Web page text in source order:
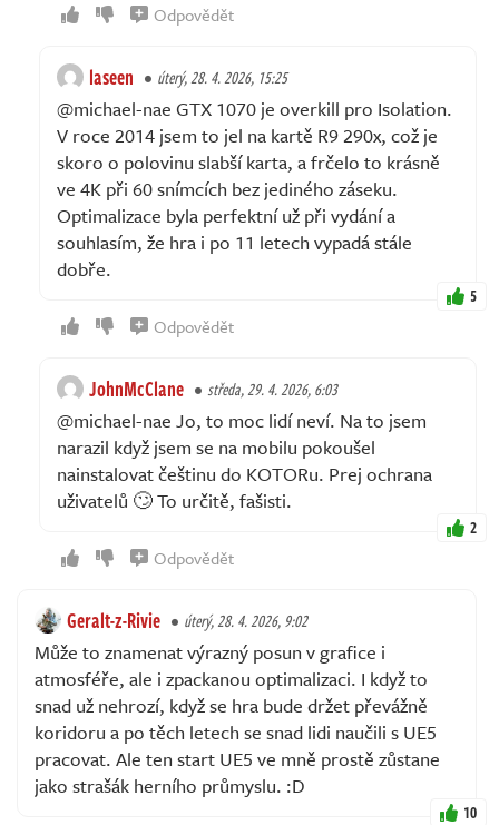
Odpovědět
laseen úterý, 28. 4. 2026, 15:25
@michael-nae GTX 1070 je overkill pro Isolation.
V roce 2014 jsem to jel na kartě R9 290x, což je
skoro o polovinu slabší karta, a frčelo to krásně
ve 4K při 60 snímcích bez jediného záseku.
Optimalizace byla perfektní už při vydání a
souhlasím, že hra i po 11 letech vypadá stále
dobře.
5
Odpovědět
JohnMcClane středa, 29. 4. 2026, 6:03
@michael-nae Jo, to moc lidí neví. Na to jsem
narazil když jsem se na mobilu pokoušel
nainstalovat češtinu do KOTORu. Prej ochrana
uživatelů 🙄 To určitě, fašisti.
2
Odpovědět
Geralt-z-Rivie úterý, 28. 4. 2026, 9:02
Může to znamenat výrazný posun v grafice i
atmosféře, ale i zpackanou optimalizaci. I když to
snad už nehrozí, když se hra bude držet převážně
koridoru a po těch letech se snad lidi naučili s UE5
pracovat. Ale ten start UE5 ve mně prostě zůstane
jako strašák herního průmyslu. :D
10